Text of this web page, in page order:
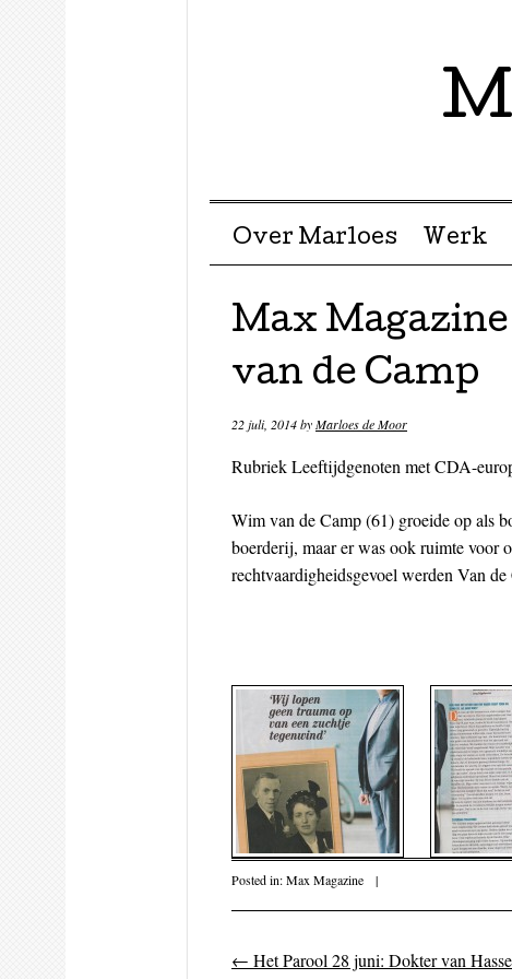
Menu ☰
Skip to content
Over Marloes Werk
Max
van de Camp
22 juli, 2014byMarloes de Moor
Rubriek Leeftijdgenoten met CDA-
Wim van de Camp (61) groeide op als
boerderij, maar er was ook ruimte voor
rechtvaardigheidsgevoel werden Van
Posted in:Max Magazine |
Post
← Het Parool 28 juni: Dokter van